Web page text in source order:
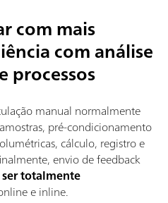
com mais
com análise
processos
manual normalmente
pré-condicionamento
cálculo, registro e
envio de feedback
ser totalmente
e inline.